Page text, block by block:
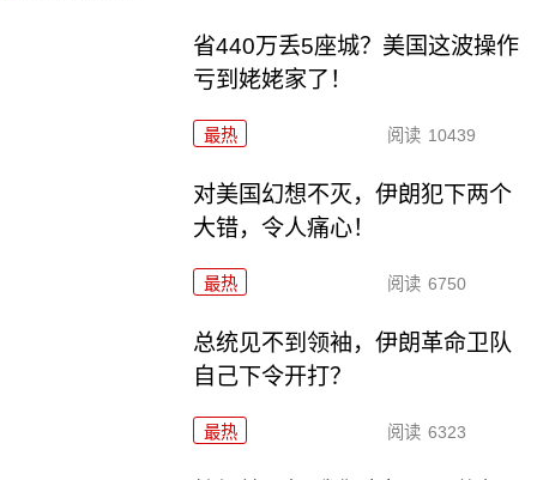
省440万丢5座城？美国这波操作
亏到姥姥家了！
最热 阅读 10439
对美国幻想不灭，伊朗犯下两个
大错，令人痛心！
最热 阅读 6750
总统见不到领袖，伊朗革命卫队
自己下令开打？
最热 阅读 6323